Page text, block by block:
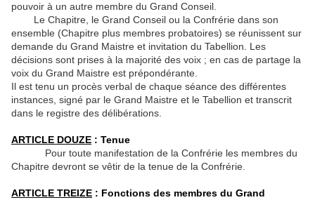
pouvoir à un autre membre du Grand Conseil.
Le Chapitre, le Grand Conseil ou la Confrérie dans son
ensemble (Chapitre plus membres probatoires) se réunissent sur
demande du Grand Maistre et invitation du Tabellion. Les
décisions sont prises à la majorité des voix ; en cas de partage la
voix du Grand Maistre est prépondérante.
Il est tenu un procès verbal de chaque séance des différentes
instances, signé par le Grand Maistre et le Tabellion et transcrit
dans le registre des délibérations.
ARTICLE DOUZE : Tenue
Pour toute manifestation de la Confrérie les membres du
Chapitre devront se vêtir de la tenue de la Confrérie.
ARTICLE TREIZE : Fonctions des membres du Grand